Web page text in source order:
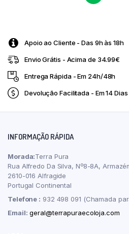
Apoio ao Cliente - Das 9h às 18h
Envio Grátis - Acima de 34.99€
Entrega Rápida - Em 24h/48h
Devolução Facilitada - Em 14 Dias
INFORMAÇÃO RÁPIDA
Morada:Terra Pura
Rua Alfredo Da Silva, Nº8-8A,
2610-016 Alfragide
Portugal Continental
Telefone : 932 498 091 (Chamada
Email: geral@terrapuraecoloja.com